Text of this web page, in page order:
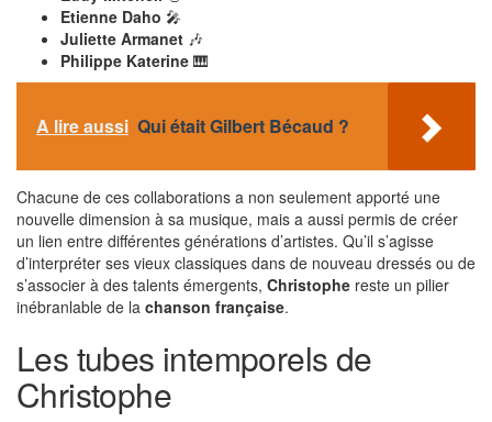
Etienne Daho 🎤
Juliette Armanet 🎶
Philippe Katerine 🎹
A lire aussi Qui était Gilbert Bécaud ?
Chacune de ces collaborations a non seulement apporté une
nouvelle dimension à sa musique, mais a aussi permis de créer
un lien entre différentes générations d’artistes. Qu’il s’agisse
d’interpréter ses vieux classiques dans de nouveau dressés ou de
s’associer à des talents émergents, Christophe reste un pilier
inébranlable de la chanson française.
Les tubes intemporels de
Christophe